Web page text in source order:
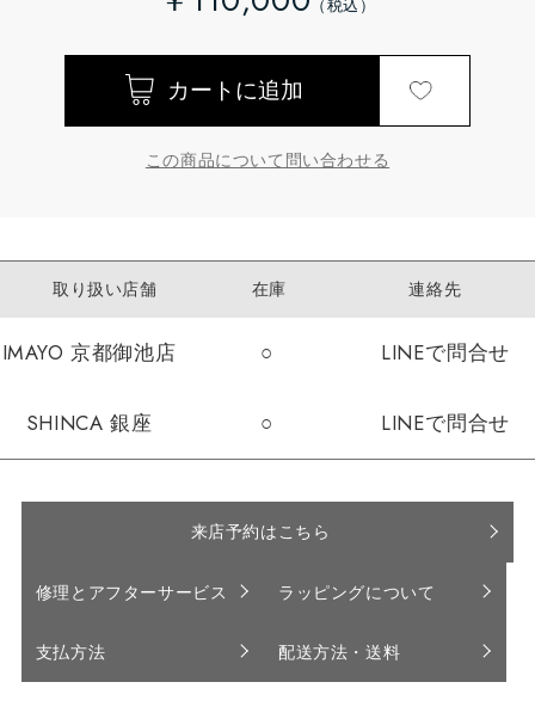
この商品について問い合わせる
取り扱い店舗 在庫 連絡先
IMAYO 京都御池店 ○ LINEで問合せ
SHINCA 銀座 ○ LINEで問合せ
来店予約はこちら
修理とアフターサービス ラッピングについて
支払方法 配送方法・送料